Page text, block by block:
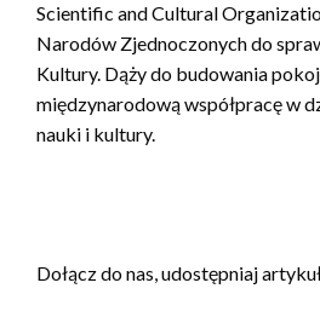
Scientific and Cultural
Narodów Zjednoczonych do
Kultury. Dąży do budowania
międzynarodową współpracę w
nauki i kultury.
Dołącz do nas, udostępniaj